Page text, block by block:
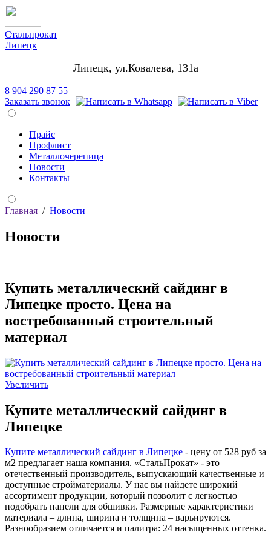
Стальпрокат
Липецк
Липецк, ул.Ковалева, 131а
8 904 290 87 55
Заказать звонок
Прайс
Профлист
Металлочерепица
Новости
Контакты
Главная / Новости
Новости
Купить металлический сайдинг в
Липецке просто. Цена на
востребованный строительный
материал
Увеличить
Купите металлический сайдинг в
Липецке
Купите металлический сайдинг в Липецке - цену от 528 руб за
м2 предлагает наша компания. «СтальПрокат» - это
отечественный производитель, выпускающий качественные и
доступные стройматериалы. У нас вы найдете широкий
ассортимент продукции, который позволит с легкостью
подобрать панели для обшивки. Размерные характеристики
материала – длина, ширина и толщина – варьируются.
Разнообразием отличается и палитра: 24 насыщенных оттенка.